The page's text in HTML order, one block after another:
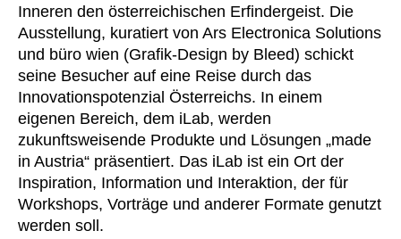
Inneren den österreichischen Erfindergeist. Die
Ausstellung, kuratiert von Ars Electronica Solutions
und büro wien (Grafik-Design by Bleed) schickt
seine Besucher auf eine Reise durch das
Innovationspotenzial Österreichs. In einem
eigenen Bereich, dem iLab, werden
zukunftsweisende Produkte und Lösungen „made
in Austria“ präsentiert. Das iLab ist ein Ort der
Inspiration, Information und Interaktion, der für
Workshops, Vorträge und anderer Formate genutzt
werden soll.